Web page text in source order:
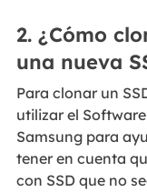
2. ¿Cómo
una nueva
Para clonar un
utilizar el
Samsung para
tener en cuenta
con SSD que no